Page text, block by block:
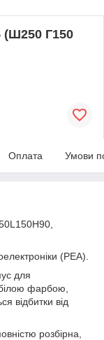
(Ш250 Г150
Оплата Умови
(РЕА).
для
фарбою,
відбитки від
розбірна,